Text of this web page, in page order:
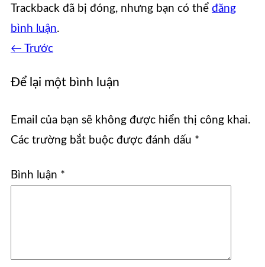
Trackback đã bị đóng, nhưng bạn có thể đăng
bình luận.
← Trước
Để lại một bình luận
Email của bạn sẽ không được hiển thị công khai.
Các trường bắt buộc được đánh dấu *
Bình luận *